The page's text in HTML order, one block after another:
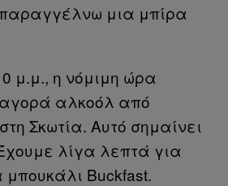
μια μπίρα
μ.μ., η νόμιμη ώρα
αγορά αλκοόλ από
Σκωτία. Αυτό σημαίνει
λίγα λεπτά για
Buckfast.